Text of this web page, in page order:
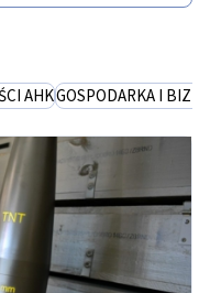
AHKGOSPODARKA I